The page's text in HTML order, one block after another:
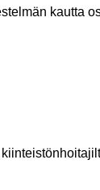
kautta